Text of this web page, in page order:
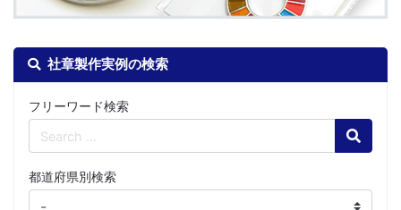
社章製作実例の検索
フリーワード検索
Search
都道府県別検索